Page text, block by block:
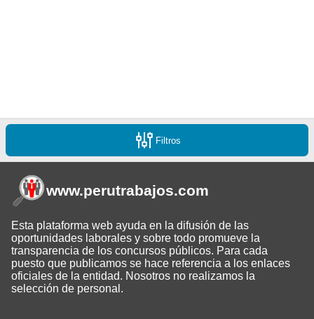
Filtros
www.perutrabajos.com
Esta plataforma web ayuda en la difusión de las
oportunidades laborales y sobre todo promueve la
transparencia de los concursos públicos. Para cada
puesto que publicamos se hace referencia a los enlaces
oficiales de la entidad. Nosotros no realizamos la
selección de personal.